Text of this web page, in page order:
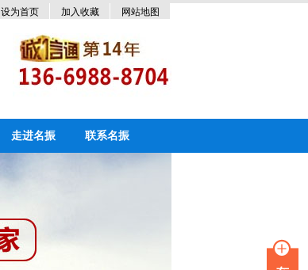
设为首页 加入收藏 网站地图
走进名振 联系名振